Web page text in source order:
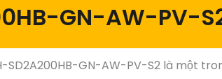
GN-AW-PV-
SD2A200HB-GN-AW-PV-S2 là một